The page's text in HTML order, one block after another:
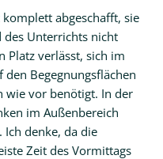
abgeschafft, sie
des Unterrichts nicht
Platz verlässt, sich im
Begegnungsflächen
wie vor benötigt. In der
im Außenbereich
Ich denke, da die
Zeit des Vormittags